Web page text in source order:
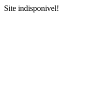
Site indisponivel!